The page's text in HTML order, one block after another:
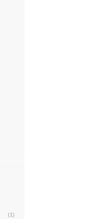
(1)